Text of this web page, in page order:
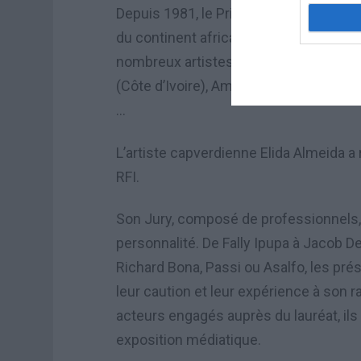
Depuis 1981, le Prix Découvertes RFI
du continent africain. Au cours des
nombreux artistes qui ont depuis
(Côte d’Ivoire), Amadou et Mariam
…
L’artiste capverdienne Elida Almeida
RFI.
Son Jury, composé de
personnalité. De Fally Ipupa à Jacob
Richard Bona, Passi ou Asalfo, les
leur caution et leur expérience à son
acteurs engagés auprès du lauréat,
exposition médiatique.